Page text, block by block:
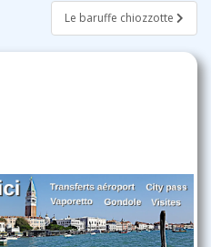
Le baruffe chiozzotte